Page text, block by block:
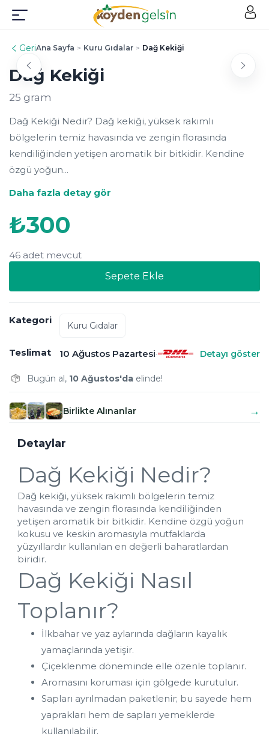
GeriAna Sayfa > Kuru Gıdalar > Dağ Kekiği
Dağ Kekiği
25 gram
Dağ Kekiği Nedir? Dağ kekiği, yüksek rakımlı
bölgelerin temiz havasında ve zengin florasında
kendiliğinden yetişen aromatik bir bitkidir. Kendine
özgü yoğun...
Daha fazla detay gör
₺300
Sepete Ekle
46 adet mevcut
Kategori Kuru Gıdalar
Teslimat 10 Ağustos Pazartesi• Detayı göster
Bugün al, 10 Ağustos'da elinde!
Birlikte Alınanlar →
Detaylar
Dağ Kekiği Nedir?
Dağ kekiği, yüksek rakımlı bölgelerin temiz
havasında ve zengin florasında kendiliğinden
yetişen aromatik bir bitkidir. Kendine özgü yoğun
kokusu ve keskin aromasıyla mutfaklarda
yüzyıllardır kullanılan en değerli baharatlardan
biridir.
Dağ Kekiği Nasıl
Toplanır?
İlkbahar ve yaz aylarında dağların kayalık
yamaçlarında yetişir.
Çiçeklenme döneminde elle özenle toplanır.
Aromasını koruması için gölgede kurutulur.
Sapları ayrılmadan paketlenir; bu sayede hem
yaprakları hem de sapları yemeklerde
kullanılabilir.